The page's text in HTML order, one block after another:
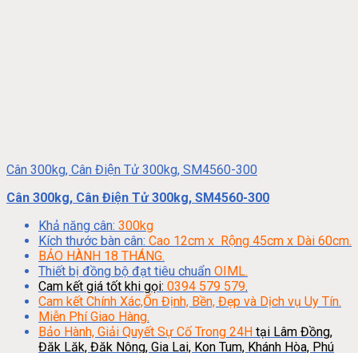
Cân 300kg, Cân Điện Tử 300kg, SM4560-300
Cân 300kg, Cân Điện Tử 300kg, SM4560-300
Khả năng cân: 300kg
Kích thước bàn cân: Cao 12cm x Rộng 45cm x Dài 60cm.
BẢO HÀNH 18 THÁNG.
Thiết bị đồng bộ đạt tiêu chuẩn OIML.
Cam kết giá tốt khi gọi: 0394 579 579.
Cam kết Chính Xác,Ổn Định, Bền, Đẹp và Dịch vụ Uy Tín.
Miễn Phí Giao Hàng.
Bảo Hành, Giải Quyết Sự Cố Trong 24H tại Lâm Đồng,
Đăk Lăk, Đăk Nông, Gia Lai, Kon Tum, Khánh Hòa, Phú